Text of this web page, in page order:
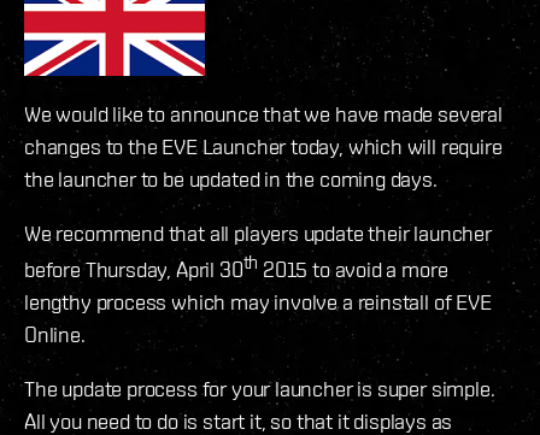
We would like to announce that we have made several
changes to the EVE Launcher today, which will require
the launcher to be updated in the coming days.
We recommend that all players update their launcher
before Thursday, April 30th 2015 to avoid a more
lengthy process which may involve a reinstall of EVE
Online.
The update process for your launcher is super simple.
All you need to do is start it, so that it displays as